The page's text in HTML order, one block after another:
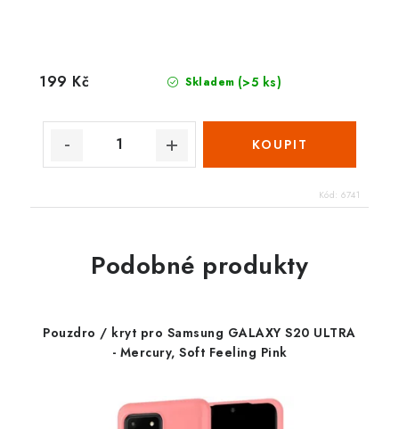
Skladem (>5 ks)
199 Kč
Kód: 6741
Podobné produkty
Pouzdro / kryt pro Samsung GALAXY S20 ULTRA
- Mercury, Soft Feeling Pink